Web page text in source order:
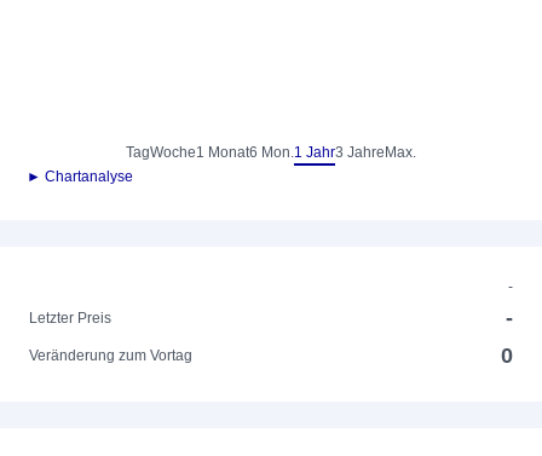
TagWoche1 Monat6 Mon.1 Jahr3 Jahre Max.
► Chartanalyse
-
Letzter Preis
-
Veränderung zum Vortag 0